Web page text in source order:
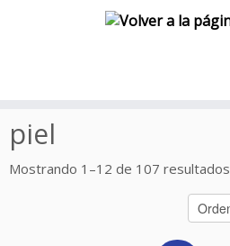
contenido
piel
Mostrando 1–12 de 107 resultados